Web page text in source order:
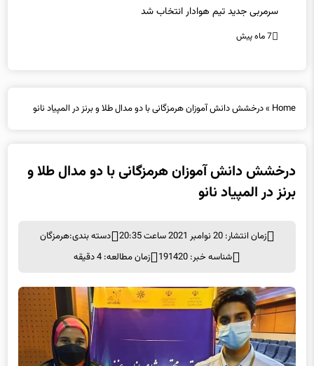
سرمربی جدید تیم هوادار انتخاب شد
7 ماه پیش
Home
»درخشش دانش آموزان هرمزگانی با دو مدال طلا و برنز در المپیاد نانو
درخشش دانش آموزان هرمزگانی با دو مدال طلا و
برنز در المپیاد نانو
زمان انتشار: 20 نوامبر 2021 ساعت 20:35 دسته بندی:هرمزگان
شناسه خبر: 191420
زمان مطالعه: 4 دقیقه